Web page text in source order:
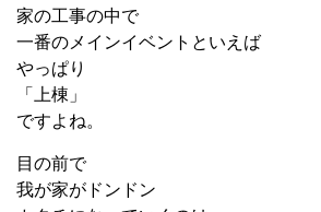
家の工事の中で
一番のメインイベントといえば
やっぱり
「上棟」
ですよね。
目の前で
我が家がドンドン